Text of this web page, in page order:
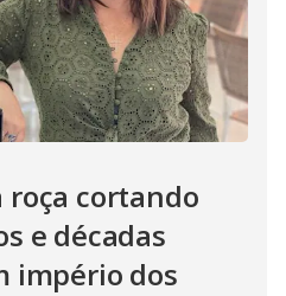
roça cortando
e décadas
império dos